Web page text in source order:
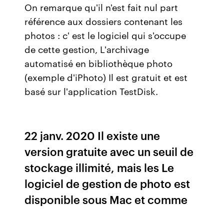
On remarque qu'il n'est fait nul part
référence aux dossiers contenant les
photos : c' est le logiciel qui s'occupe
de cette gestion, L'archivage
automatisé en bibliothèque photo
(exemple d'iPhoto) Il est gratuit et est
basé sur l'application TestDisk.
22 janv. 2020 Il existe une
version gratuite avec un seuil de
stockage illimité, mais les Le
logiciel de gestion de photo est
disponible sous Mac et comme